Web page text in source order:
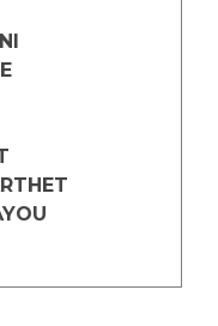
de Biologie